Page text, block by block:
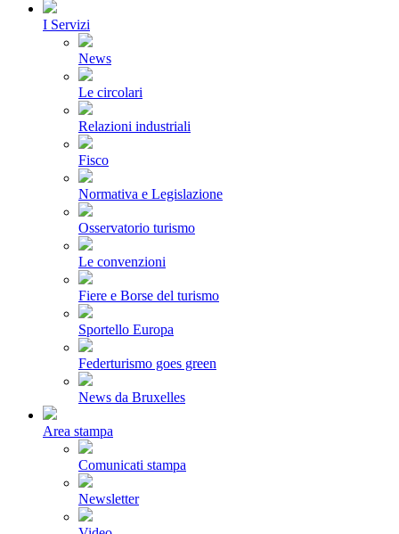
I Servizi
News
Le circolari
Relazioni industriali
Fisco
Normativa e Legislazione
Osservatorio turismo
Le convenzioni
Fiere e Borse del turismo
Sportello Europa
Federturismo goes green
News da Bruxelles
Area stampa
Comunicati stampa
Newsletter